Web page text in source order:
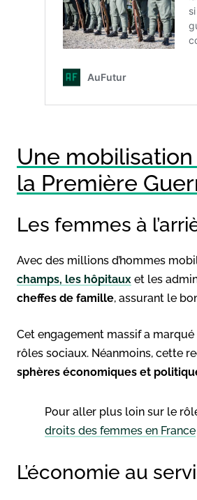
Une
la Première
Les femmes à
Avec des millions d’hommes
champs, les hôpitaux et les
cheffes de famille, assurant le
Cet engagement massif a
rôles sociaux. Néanmoins, cette
sphères économiques et
Pour aller plus loin sur le
droits des femmes en France
L’économie au